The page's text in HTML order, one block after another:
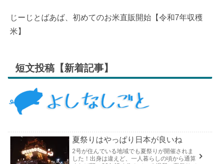
じーじとばあば、初めてのお米直販開始【令和7年収穫
米】
短文投稿【新着記事】
夏祭りはやっぱり日本が良いね
2号が住んでいる地域でも夏祭りが開催されま
した！出身は違えど、一人暮らしの頃から通算